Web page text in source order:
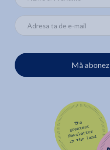
Mă abonez